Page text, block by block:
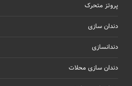
پروتز متحرک
دندان سازی
دندانسازی
دندان سازی محلات